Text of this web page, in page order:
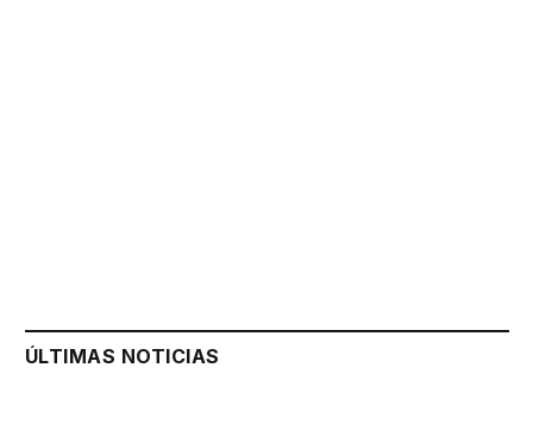
ÚLTIMAS NOTICIAS